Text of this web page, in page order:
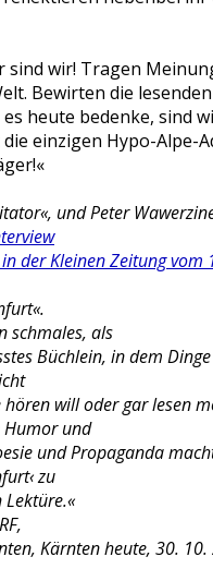
sind wir! Tragen
Bewirten die
heute bedenke, sind
einzigen Hypo-Alpe-
und Peter
der Kleinen Zeitung vom
schmales, als
Büchlein, in dem
will oder gar lesen
Humor und
und Propaganda
zu
Kärnten heute, 30. 10.